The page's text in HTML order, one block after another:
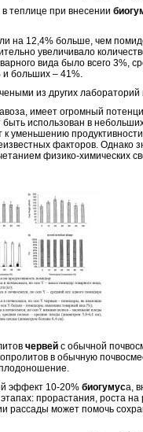
при внесении
на 12,4% больше, чем
увеличивало
вида было всего 3%,
и больших – 41%.
из других лабораторий
имеет огромный
использован в
к уменьшению
факторов. Однако
физико-химических
червей с обычной
в обычную
эффект 10-20% биогумуса,
прорастания, роста
рассады может помочь